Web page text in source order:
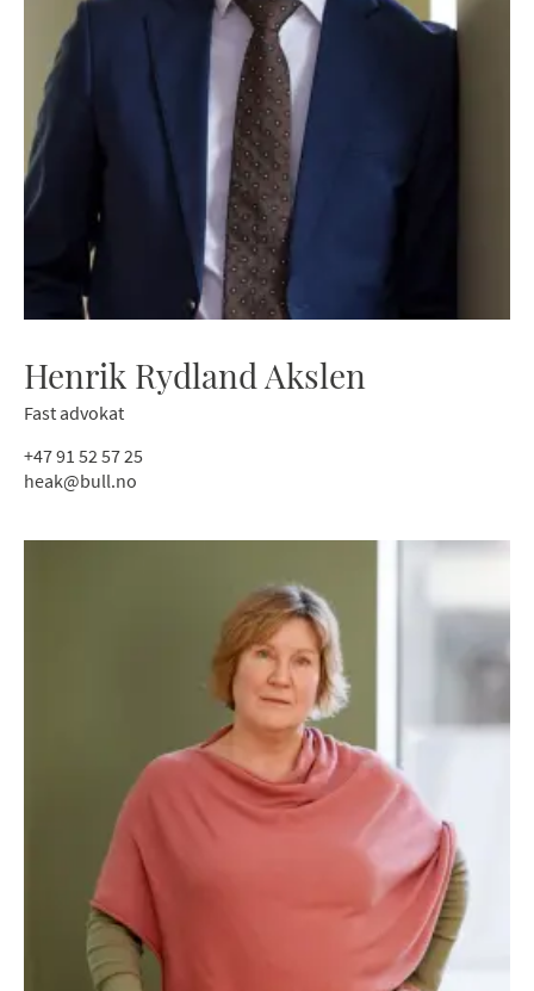
Henrik Rydland Akslen
Fast advokat
+47 91 52 57 25
heak@bull.no